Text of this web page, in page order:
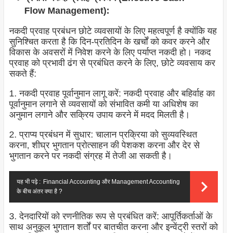
Flow Management):
नकदी प्रवाह प्रबंधन छोटे व्यवसायों के लिए महत्वपूर्ण है क्योंकि यह
सुनिश्चित करता है कि दिन-प्रतिदिन के खर्चों को कवर करने और
विकास के अवसरों में निवेश करने के लिए पर्याप्त नकदी हो। नकद
प्रवाह को प्रभावी ढंग से प्रबंधित करने के लिए, छोटे व्यवसाय कर
सकते हैं:
1. नकदी प्रवाह पूर्वानुमान लागू करें: नकदी प्रवाह और बहिर्वाह का
पूर्वानुमान लगाने से व्यवसायों को संभावित कमी या अधिशेष का
अनुमान लगाने और सक्रिय उपाय करने में मदद मिलती है।
2. प्राप्य प्रबंधन में सुधार: चालान प्रक्रिया को सुव्यवस्थित
करना, शीघ्र भुगतान प्रोत्साहन की पेशकश करना और देर से
भुगतान करने पर नकदी संग्रह में तेजी आ सकती है।
यह भी पढ़े : Financial Accounting और Management Accounting
के बीच अंतर क्या है ?
3. देनदारियों को रणनीतिक रूप से प्रबंधित करें: आपूर्तिकर्ताओं के
साथ अनुकूल भुगतान शर्तों पर बातचीत करना और इन्वेंट्री स्तरों को